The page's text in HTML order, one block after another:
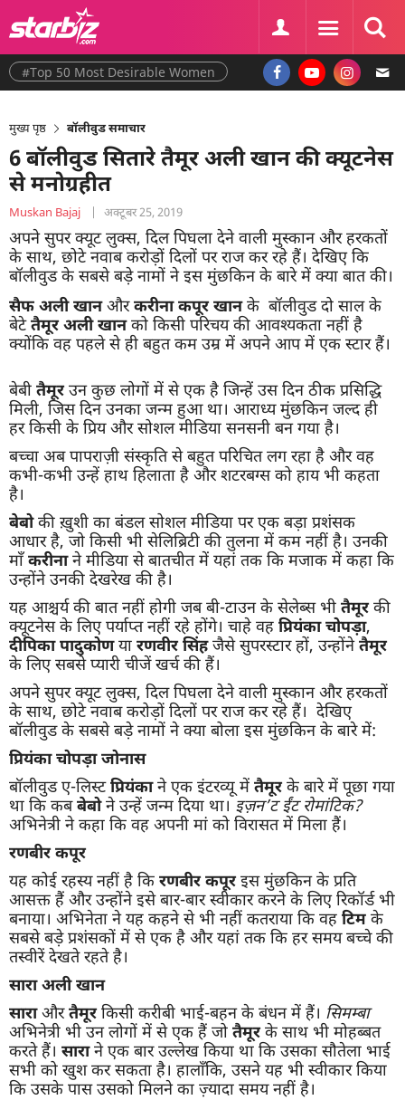
#Top 50 Most Desirable Women
मुख्य पृष्ठ बॉलीवुड समाचार
6 बॉलीवुड सितारे तैमूर अली खान की क्यूटनेस
से मनोग्रहीत
Muskan Bajaj | अक्टूबर 25, 2019
अपने सुपर क्यूट लुक्स, दिल पिघला देने वाली मुस्कान और हरकतों
के साथ, छोटे नवाब करोड़ों दिलों पर राज कर रहे हैं। देखिए कि
बॉलीवुड के सबसे बड़े नामों ने इस मुंछकिन के बारे में क्या बात की।
सैफ अली खानऔरकरीना कपूर खानके बॉलीवुड दो साल के
बेटेतैमूर अली खानको किसी परिचय की आवश्यकता नहीं है
क्योंकि वह पहले से ही बहुत कम उम्र में अपने आप में एक स्टार हैं।
बेबी तैमूरउन कुछ लोगों में से एक है जिन्हें उस दिन ठीक प्रसिद्धि
मिली, जिस दिन उनका जन्म हुआ था। आराध्य मुंछकिन जल्द ही
हर किसी के प्रिय और सोशल मीडिया सनसनी बन गया है।
बच्चा अब पापराज़ी संस्कृति से बहुत परिचित लग रहा है और वह
कभी-कभी उन्हें हाथ हिलाता है और शटरबग्स को हाय भी कहता
है।
बेबोकी ख़ुशी का बंडल सोशल मीडिया पर एक बड़ा प्रशंसक
आधार है, जो किसी भी सेलिब्रिटी की तुलना में कम नहीं है। उनकी
माँकरीनाने मीडिया से बातचीत में यहां तक ​​कि मजाक में कहा कि
उन्होंने उनकी देखरेख की है।
यह आश्चर्य की बात नहीं होगी जब बी-टाउन के सेलेब्स भी तैमूरकी
क्यूटनेस के लिए पर्याप्त नहीं रहे होंगे। चाहे वह प्रियंका चोपड़ा,
दीपिका पादुकोणया रणवीर सिंहजैसे सुपरस्टार हों, उन्होंनेतैमूर
के लिए सबसे प्यारी चीजें खर्च की हैं।
अपने सुपर क्यूट लुक्स, दिल पिघला देने वाली मुस्कान और हरकतों
के साथ, छोटे नवाब करोड़ों दिलों पर राज कर रहे हैं। देखिए
बॉलीवुड के सबसे बड़े नामों ने क्या बोला इस मुंछकिन के बारे में:
प्रियंका चोपड़ा जोनास
बॉलीवुड ए-लिस्टप्रियंकाने एक इंटरव्यू में तैमूरके बारे में पूछा गया
था कि कबबेबोने उन्हें जन्म दिया था। इज़न’ट ईंट रोमांटिक?
अभिनेत्री ने कहा कि वह अपनी मां को विरासत में मिला हैं।
रणबीर कपूर
यह कोई रहस्य नहीं है कि रणबीर कपूरइस मुंछकिन के प्रति
आसक्त हैं और उन्होंने इसे बार-बार स्वीकार करने के लिए रिकॉर्ड भी
बनाया। अभिनेता ने यह कहने से भी नहीं कतराया कि वह टिम के
सबसे बड़े प्रशंसकों में से एक है और यहां तक ​​कि हर समय बच्चे की
तस्वीरें देखते रहते है।
सारा अली खान
साराऔरतैमूरकिसी करीबी भाई-बहन के बंधन में हैं। सिमम्बा
अभिनेत्री भी उन लोगों में से एक हैं जो तैमूरके साथ भी मोहब्बत
करते हैं। साराने एक बार उल्लेख किया था कि उसका सौतेला भाई
सभी को खुश कर सकता है। हालाँकि, उसने यह भी स्वीकार किया
कि उसके पास उसको मिलने का ज़्यादा समय नहीं है।